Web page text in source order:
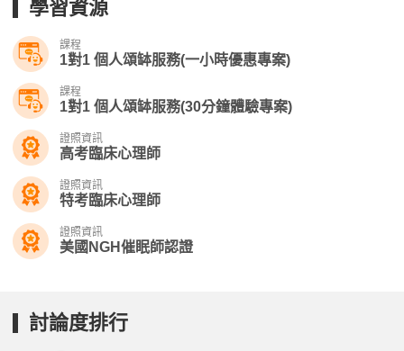
學習資源
課程
1對1 個人頌缽服務(一小時優惠專案)
課程
1對1 個人頌缽服務(30分鐘體驗專案)
證照資訊
高考臨床心理師
證照資訊
特考臨床心理師
證照資訊
美國NGH催眠師認證
討論度排行